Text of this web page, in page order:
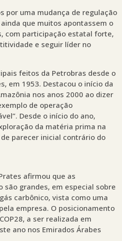
por uma mudança de regulação
que muitos apontassem o
com participação estatal forte,
e seguir líder no
feitos da Petrobras desde o
em 1953. Destacou o início da
nos anos 2000 ao dizer
de operação
Desde o início do ano,
da matéria prima na
parecer inicial contrário do
afirmou que as
grandes, em especial sobre
carbônico, vista como uma
empresa. O posicionamento
a ser realizada em
ano nos Emirados Árabes